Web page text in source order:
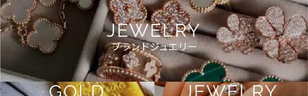
JEWELRY
ブランドジュエリー
GOLD JEWELRY